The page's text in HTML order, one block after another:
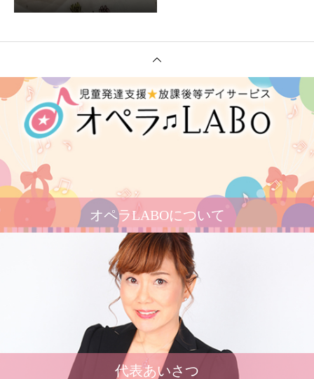
オペラLABOについて
代表あいさつ